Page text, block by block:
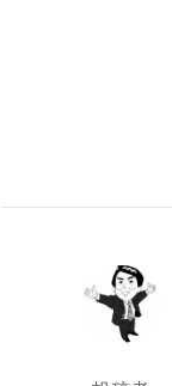
投稿者